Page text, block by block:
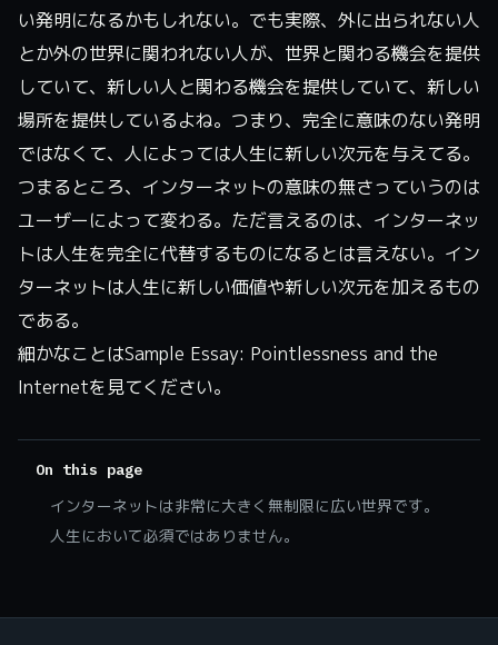
い発明になるかもしれない。でも実際、外に出られない人
とか外の世界に関われない人が、世界と関わる機会を提供
していて、新しい人と関わる機会を提供していて、新しい
場所を提供しているよね。つまり、完全に意味のない発明
ではなくて、人によっては人生に新しい次元を与えてる。
つまるところ、インターネットの意味の無さっていうのは
ユーザーによって変わる。ただ言えるのは、インターネッ
トは人生を完全に代替するものになるとは言えない。イン
ターネットは人生に新しい価値や新しい次元を加えるもの
である。
細かなことはSample Essay: Pointlessness and the
Internetを見てください。
On this page
インターネットは非常に大きく無制限に広い世界です。
人生において必須ではありません。